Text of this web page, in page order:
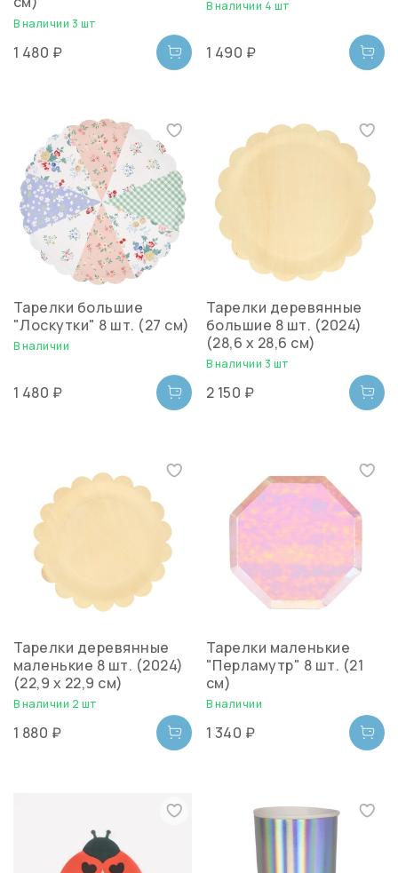
В наличии 3 шт
1 480 ₽
В наличии 4 шт
1 490 ₽
Тарелки большие
"Лоскутки" 8 шт. (27 см)
В наличии
1 480 ₽
Тарелки деревянные
большие 8 шт. (2024)
(28,6 х 28,6 см)
В наличии 3 шт
2 150 ₽
Тарелки деревянные
маленькие 8 шт. (2024)
(22,9 х 22,9 см)
В наличии 2 шт
1 880 ₽
Тарелки маленькие
"Перламутр" 8 шт. (21
см)
В наличии
1 340 ₽